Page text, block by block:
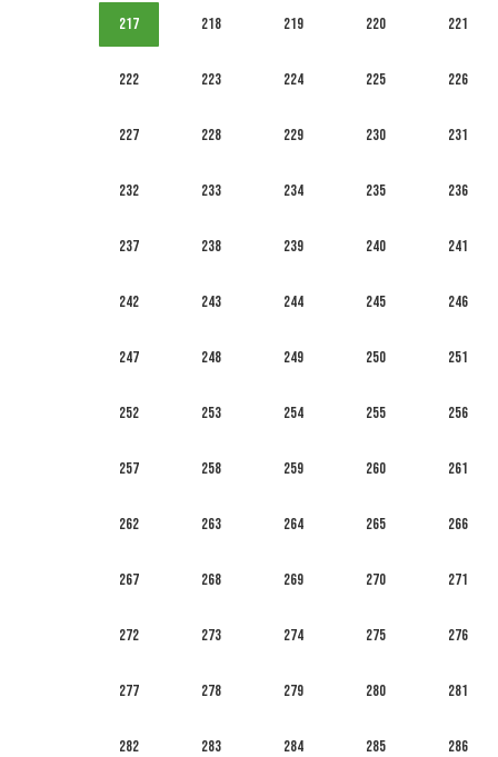
217 218 219 220 221
222 223 224 225 226
227 228 229 230 231
232 233 234 235 236
237 238 239 240 241
242 243 244 245 246
247 248 249 250 251
252 253 254 255 256
257 258 259 260 261
262 263 264 265 266
267 268 269 270 271
272 273 274 275 276
277 278 279 280 281
282 283 284 285 286